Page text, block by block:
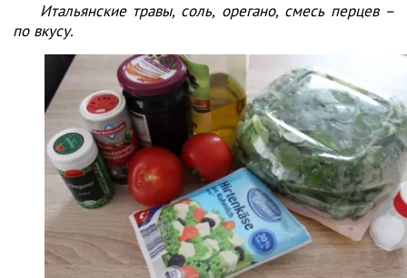
Итальянские травы, соль, орегано, смесь перцев –
по вкусу.